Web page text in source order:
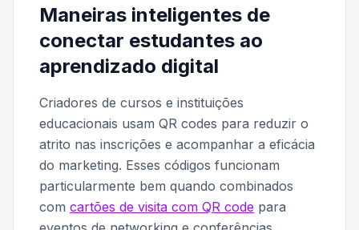
Maneiras inteligentes de
conectar estudantes ao
aprendizado digital
Criadores de cursos e instituições
educacionais usam QR codes para reduzir o
atrito nas inscrições e acompanhar a eficácia
do marketing. Esses códigos funcionam
particularmente bem quando combinados
com cartões de visita com QR code para